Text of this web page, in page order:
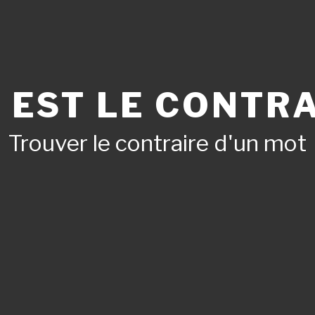
EST LE
Trouver le contraire d'un mot